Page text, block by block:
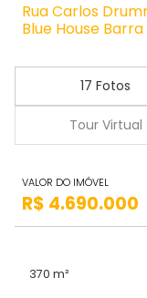
Rua Carlos
Blue House
17 Fotos
Tour Virtual
VALOR DO IMÓVEL
R$ 4.690.000
370 m²